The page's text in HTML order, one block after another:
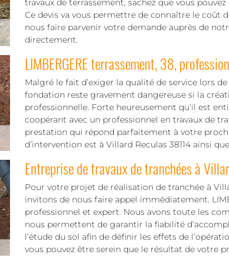
travaux de terrassement, sachez que vous
Ce devis va vous permettre de connaître le
nous faire parvenir votre demande auprès de
directement.
LIMBERGERE terrassement, 38,
Malgré le fait d’exiger la qualité de service lors
fondation reste gravement dangereuse si la
professionnelle. Forte heureusement qu’il est
coopérant avec un professionnel en travaux de
prestation qui répond parfaitement à votre
d’intervention est à Villard Reculas 38114 ainsi
Entreprise de travaux de tranchées à
Pour votre projet de réalisation de tranchée à
invitons de nous faire appel immédiatement.
professionnel et expert. Nous avons toute les
nous permettent de garantir la fiabilité
l’étude du sol afin de définir les effets de
vous pouvez être serein que le résultat de votre